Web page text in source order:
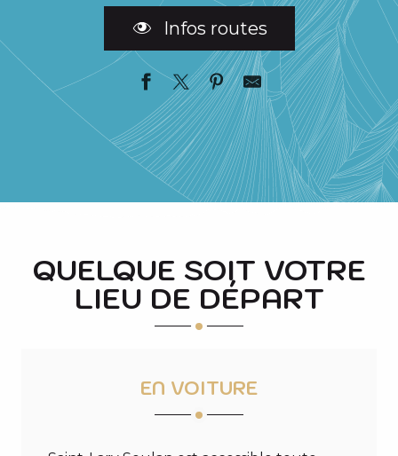
Infos routes
QUELQUE SOIT VOTRE
LIEU DE DÉPART
EN VOITURE